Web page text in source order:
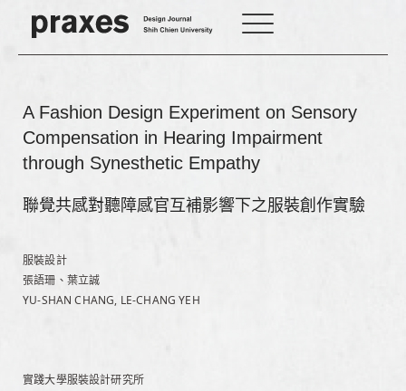
A Fashion Design Experiment on Sensory
Compensation in Hearing Impairment
through Synesthetic Empathy
聯覺共感對聽障感官互補影響下之服裝創作實驗
服裝設計
張語珊、葉立誠
YU-SHAN CHANG, LE-CHANG YEH
實踐大學服裝設計研究所